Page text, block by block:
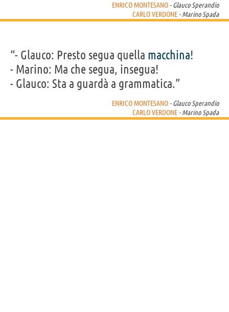
ENRICO MONTESANO - Glauco Sperandio
CARLO VERDONE - Marino Spada
“- Glauco: Presto segua quella macchina!
- Marino: Ma che segua, insegua!
- Glauco: Sta a guardà a grammatica.”
ENRICO MONTESANO - Glauco Sperandio
CARLO VERDONE - Marino Spada